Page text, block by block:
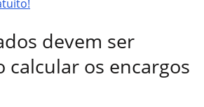
devem ser
calcular os encargos